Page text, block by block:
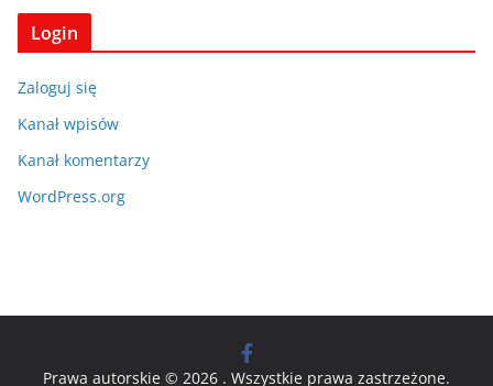
Login
Zaloguj się
Kanał wpisów
Kanał komentarzy
WordPress.org
Prawa autorskie © 2026 . Wszystkie prawa zastrzeżone.